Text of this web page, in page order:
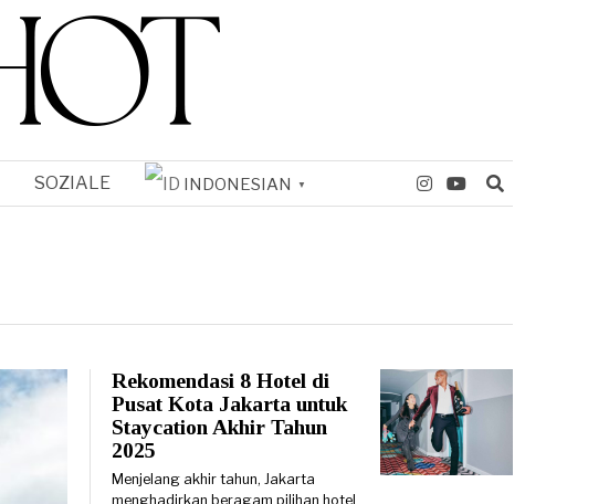
SOZIALE INDONESIAN ▼
Rekomendasi 8 Hotel di
Pusat Kota Jakarta untuk
Staycation Akhir Tahun
2025
Menjelang akhir tahun, Jakarta
menghadirkan beragam pilihan hotel